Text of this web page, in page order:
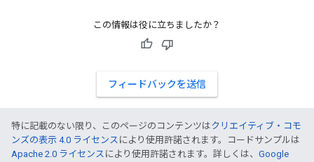
この情報は役に立ちましたか？
フィードバックを送信
特に記載のない限り、このページのコンテンツはクリエイティブ・コモ
ンズの表示 4.0 ライセンス により使用許諾されます。コードサンプルは
Apache 2.0 ライセンス により使用許諾されます。詳しくは、 Google